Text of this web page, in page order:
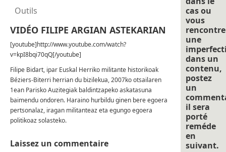
Outils
VIDÉO FILIPE ARGIAN ASTEKARIAN
[youtube]http://www.youtube.com/watch?
v=kpI8bqi70qQ[/youtube]
Filipe Bidart, ipar Euskal Herriko militante historikoak
Béziers-Biterri herrian du bizilekua, 2007ko otsailaren
1ean Parisko Auzitegiak baldintzapeko askatasuna
baimendu ondoren. Haraino hurbildu ginen bere egoera
pertsonalaz, iragan militanteaz eta egungo egoera
politikoaz solasteko.
Laissez un commentaire
cas ou
vous
une
dans un
contenu,
postez
un
il sera
porté
reméde
en
suivant.